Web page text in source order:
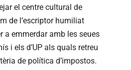
el centre cultural de
de l’escriptor humiliat
a emmerdar amb les seues
i els d’UP als quals retreu
de política d’impostos.